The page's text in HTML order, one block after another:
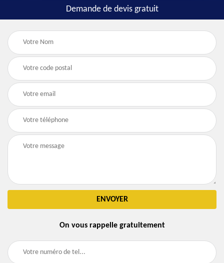
Demande de devis gratuit
On vous rappelle gratuitement